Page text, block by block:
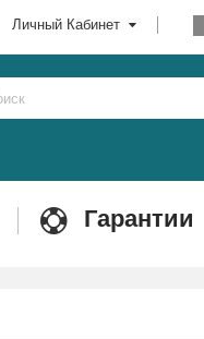
Личный Кабинет
Гарантии